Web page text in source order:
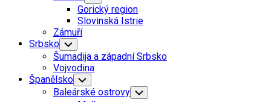
Child
Menu
Gorický region
Slovinská Istrie
Zámuří
Current
Page
Parent
Srbsko Toggle
Child
Menu
Šumadija a západní Srbsko
Current
Page
Parent
Vojvodina
Španělsko Toggle
Child
Menu
Baleárské ostrovy Toggle